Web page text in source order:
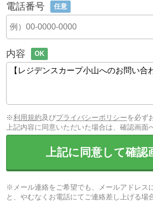
電話番号 任意
内容 OK
※利用規約及びプライバシーポリシーを必ず
上記内容に同意いただいた場合は、確認画面
上記に同意して確認
※メール連絡をご希望でも、メールアドレス
と、やむなくお電話にてご連絡差し上げる場